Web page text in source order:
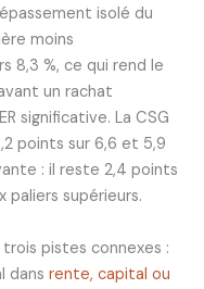
isolé du
moins
8,3 %, ce qui rend le
un rachat
significative. La CSG
points sur 6,6 et 5,9
: il reste 2,4 points
supérieurs.
pistes connexes :
dansrente, capital ou